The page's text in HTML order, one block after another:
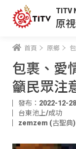
TITV
原
首頁 原鄉
包裹、愛
籲民眾注
發布：2022-12-
台東池上/成功
zemzem (古聖典)